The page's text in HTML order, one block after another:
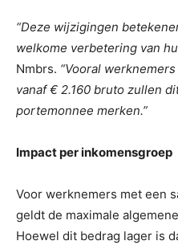
“Deze wijzigingen
welkome verbetering van
Nmbrs. “Vooral
vanaf € 2.160 bruto zullen
portemonnee merken.”
Impact per inkomensgroep
Voor werknemers met een
geldt de maximale
Hoewel dit bedrag lager is